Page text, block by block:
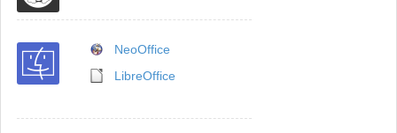
NeoOffice
LibreOffice